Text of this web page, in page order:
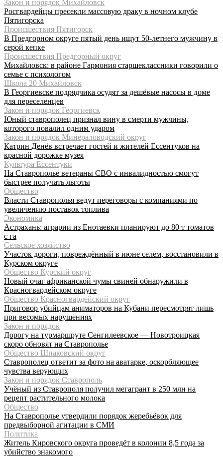
Закон и порядок Михайловск
Росгвардейцы пресекли массовую драку в ночном клубе
Пятигорска
Происшествия Пятигорск
В Предгорном округе пятый день ищут 50-летнего мужчину в
серой кепке
Происшествия Предгорный округ
Михайловск: в районе Гармония старшеклассники говорили о
семье с психологом
Школа 20 Михайловск
В Георгиевске подрядчика осудят за дешёвые насосы в доме
для переселенцев
Закон и порядок Георгиевск
Юный ставрополец признал вину в смерти мужчины,
которого повалил одним ударом
Закон и порядок Минераловодский округ
Катрин Денёв встречает гостей и жителей Ессентуков на
красной дорожке музея
Культура Ессентуки
На Ставрополье ветераны СВО с инвалидностью смогут
быстрее получать льготы
Общество
Власти Ставрополья ведут переговоры с компаниями по
увеличению поставок топлива
Экономика
Астрахань: аграрии из Енотаевки планируют до 80 т томатов
с га
Сельское хозяйство
Участок дороги, повреждённый в июне селем, восстановили в
Курском округе
Общество Курский округ
Новый очаг африканской чумы свиней обнаружили в
Красногвардейском округе
Общество Красногвардейский округ
Приговор убийцам аниматоров на Кубани пересмотрят лишь
при весомых нарушениях
Закон и порядок
Дорогу на турмаршруте Сенгилеевское — Новотроицкая
скоро обновят на Ставрополье
Общество Шпаковский округ
Ставрополец ответит за фото на аватарке, оскорбляющее
чувства верующих
Закон и порядок Ставрополь
Учёный из Ставрополя получил мегагрант в 250 млн на
рецепт растительного молока
Общество
На Ставрополье утвердили порядок жеребьёвок для
предвыборной агитации в СМИ
Политика
Житель Кировского округа проведёт в колонии 8,5 года за
убийство знакомого